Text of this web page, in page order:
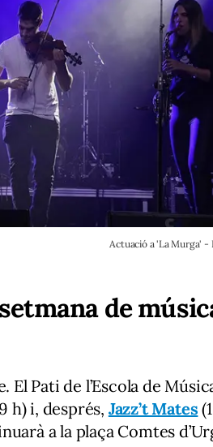
Actuació a 'La Murga'
de
Pati de l’Escola de
h) i, després, Jazz’t Mates
a la plaça Comtes